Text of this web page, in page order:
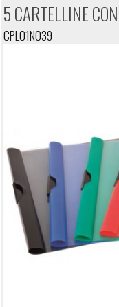
5 CARTELLINE
CPL01N039